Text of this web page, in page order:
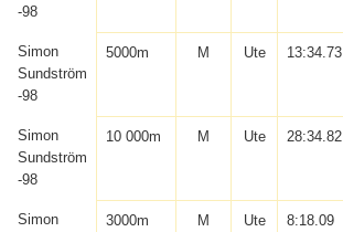
-98
Simon
Sundström
-98
5000m M Ute 13:34.73
Simon
Sundström
-98
10 000m M Ute 28:34.82
Simon
3000m
M Ute 8:18.09